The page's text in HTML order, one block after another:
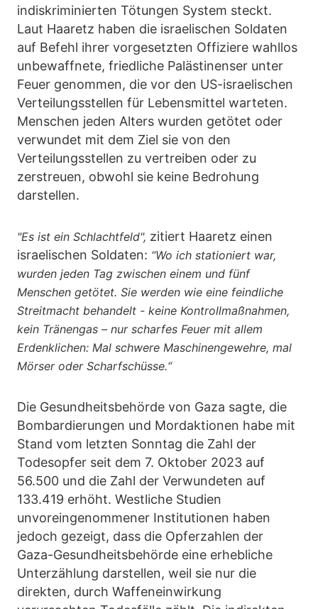
indiskriminierten Tötungen System steckt.
Laut Haaretz haben die israelischen Soldaten
auf Befehl ihrer vorgesetzten Offiziere wahllos
unbewaffnete, friedliche Palästinenser unter
Feuer genommen, die vor den US-israelischen
Verteilungsstellen für Lebensmittel warteten.
Menschen jeden Alters wurden getötet oder
verwundet mit dem Ziel sie von den
Verteilungsstellen zu vertreiben oder zu
zerstreuen, obwohl sie keine Bedrohung
darstellen.
"Es ist ein Schlachtfeld", zitiert Haaretz einen
israelischen Soldaten: “Wo ich stationiert war,
wurden jeden Tag zwischen einem und fünf
Menschen getötet. Sie werden wie eine feindliche
Streitmacht behandelt - keine Kontrollmaßnahmen,
kein Tränengas – nur scharfes Feuer mit allem
Erdenklichen: Mal schwere Maschinengewehre, mal
Mörser oder Scharfschüsse.“
Die Gesundheitsbehörde von Gaza sagte, die
Bombardierungen und Mordaktionen habe mit
Stand vom letzten Sonntag die Zahl der
Todesopfer seit dem 7. Oktober 2023 auf
56.500 und die Zahl der Verwundeten auf
133.419 erhöht. Westliche Studien
unvoreingenommener Institutionen haben
jedoch gezeigt, dass die Opferzahlen der
Gaza-Gesundheitsbehörde eine erhebliche
Unterzählung darstellen, weil sie nur die
direkten, durch Waffeneinwirkung